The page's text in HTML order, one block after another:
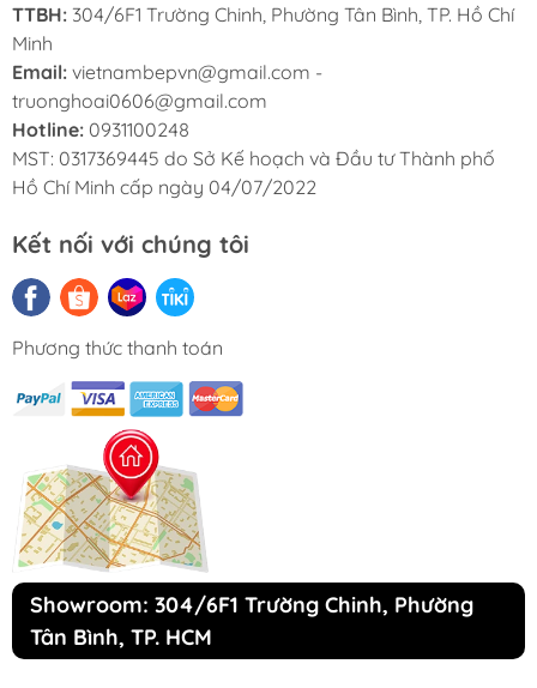
MUA MÁY HÚT MÙI CHÍNH HÃNG - GIÁ
TỐT Ở ĐÂU?
TTBH: 304/6F1 Trường Chinh, Phường Tân Bình, TP. Hồ Chí
Minh
Email: vietnambepvn@gmail.com -
truonghoai0606@gmail.com
Hotline: 0931100248
MST: 0317369445 do Sở Kế hoạch và Đầu tư Thành phố
Hồ Chí Minh cấp ngày 04/07/2022
Kết nối với chúng tôi
Phương thức thanh toán
Showroom: 304/6F1 Trường Chinh, Phường
Tân Bình, TP. HCM